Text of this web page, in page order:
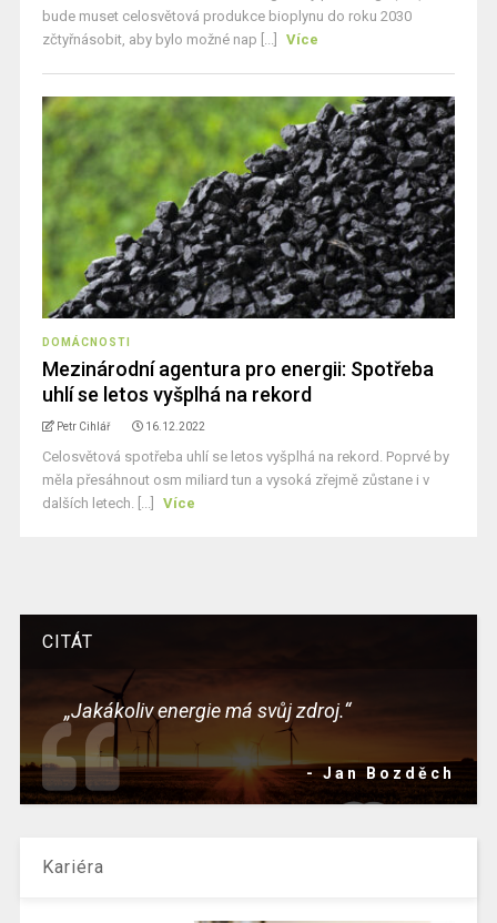
bude muset celosvětová produkce bioplynu do roku 2030
zčtyřnásobit, aby bylo možné nap [...]
Více
DOMÁCNOSTI
Mezinárodní agentura pro energii: Spotřeba
uhlí se letos vyšplhá na rekord
Petr Cihlář 16.12.2022
Celosvětová spotřeba uhlí se letos vyšplhá na rekord. Poprvé by
měla přesáhnout osm miliard tun a vysoká zřejmě zůstane i v
dalších letech. [...]
Více
CITÁT
„Jakákoliv energie má svůj zdroj.“
- Jan Bozděch
Kariéra